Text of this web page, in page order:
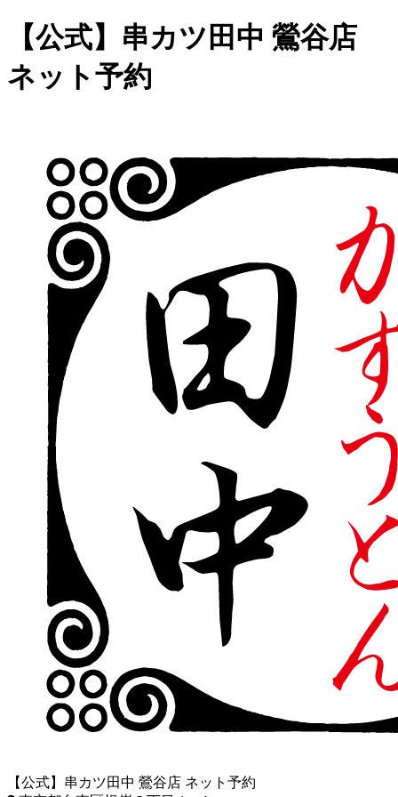
【公式】串カツ田中 鶯谷店
ネット予約
【公式】串カツ田中 鶯谷店 ネット予約